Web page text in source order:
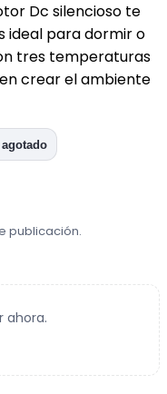
Dc silencioso te
ideal para dormir o
tres temperaturas
crear el ambiente
publicación.
ahora.